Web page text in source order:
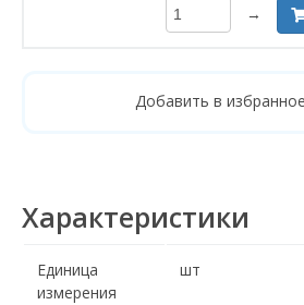
→
Добавить в
Характеристики
Единица
измерения
шт